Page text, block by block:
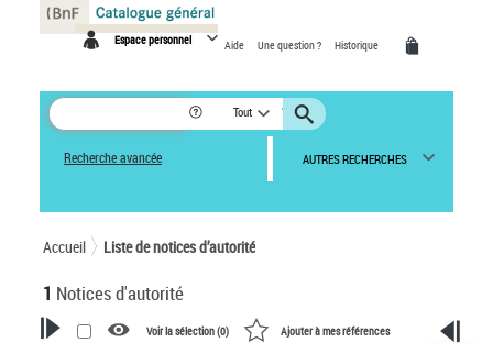
Espace personnel Aide Une question ? Historique
Tout
Recherche avancée AUTRES RECHERCHES
Accueil Liste de notices d’autorité
1 Notices d'autorité
Voir la sélection (0) Ajouter à mes références
Panneau de gestion des cookies